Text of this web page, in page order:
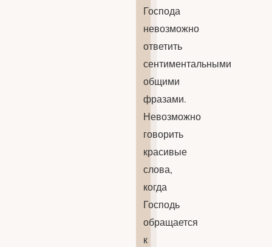
Господа
невозможно
ответить
сентиментальными
общими
фразами.
Невозможно
говорить
красивые
слова,
когда
Господь
обращается
к